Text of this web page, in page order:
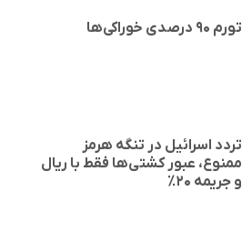
تورم ۹۰ درصدی خوراکی‌ها
تردد اسرائیل در تنگه هرمز
ممنوع، عبور کشتی‌ها فقط با ریال
و جریمه ۲۰٪